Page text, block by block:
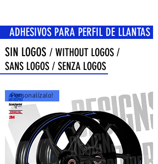
PARA PERFIL DE LLANTAS
SIN LOGOS / WITHOUT LOGOS /
SANS LOGOS / SENZA LOGOS
Personalízalo!